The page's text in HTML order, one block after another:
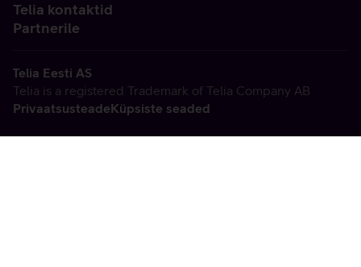
Telia kontaktid
Partnerile
Telia Eesti AS
Telia is a registered Trademark of Telia Company AB
PrivaatsusteadeKüpsiste seaded